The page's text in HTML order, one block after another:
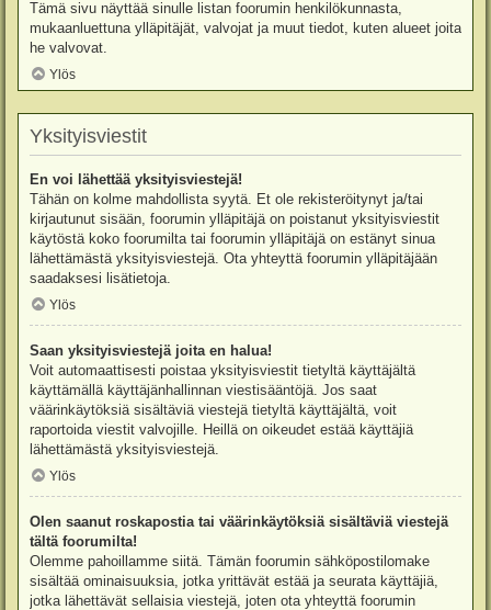
Tämä sivu näyttää sinulle listan foorumin henkilökunnasta,
mukaanluettuna ylläpitäjät, valvojat ja muut tiedot, kuten alueet joita
he valvovat.
Ylös
Yksityisviestit
En voi lähettää yksityisviestejä!
Tähän on kolme mahdollista syytä. Et ole rekisteröitynyt ja/tai
kirjautunut sisään, foorumin ylläpitäjä on poistanut yksityisviestit
käytöstä koko foorumilta tai foorumin ylläpitäjä on estänyt sinua
lähettämästä yksityisviestejä. Ota yhteyttä foorumin ylläpitäjään
saadaksesi lisätietoja.
Ylös
Saan yksityisviestejä joita en halua!
Voit automaattisesti poistaa yksityisviestit tietyltä käyttäjältä
käyttämällä käyttäjänhallinnan viestisääntöjä. Jos saat
väärinkäytöksiä sisältäviä viestejä tietyltä käyttäjältä, voit
raportoida viestit valvojille. Heillä on oikeudet estää käyttäjiä
lähettämästä yksityisviestejä.
Ylös
Olen saanut roskapostia tai väärinkäytöksiä sisältäviä viestejä
tältä foorumilta!
Olemme pahoillamme siitä. Tämän foorumin sähköpostilomake
sisältää ominaisuuksia, jotka yrittävät estää ja seurata käyttäjiä,
jotka lähettävät sellaisia viestejä, joten ota yhteyttä foorumin